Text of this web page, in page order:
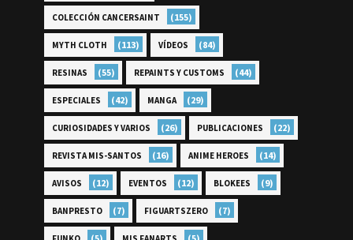
COLECCIÓN CANCERSAINT (155)
MYTH CLOTH (113) VÍDEOS (84)
RESINAS (55) REPAINTS Y CUSTOMS (44)
ESPECIALES (42) MANGA (29)
CURIOSIDADES Y VARIOS (26) PUBLICACIONES (22)
REVISTA MIS-SANTOS (16) ANIME HEROES (14)
AVISOS (12) EVENTOS (12) BLOKEES (9)
BANPRESTO (7) FIGUARTSZERO (7)